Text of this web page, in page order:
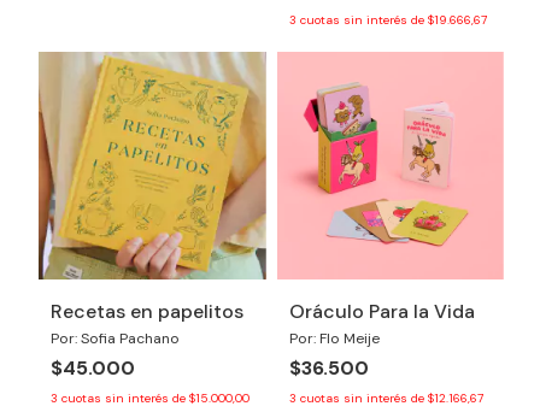
3 cuotas sin interés de $19.666,67
Recetas en papelitos
Por: Sofia Pachano
$45.000
3 cuotas sin interés de $15.000,00
Oráculo Para la Vida
Por: Flo Meije
$36.500
3 cuotas sin interés de $12.166,67